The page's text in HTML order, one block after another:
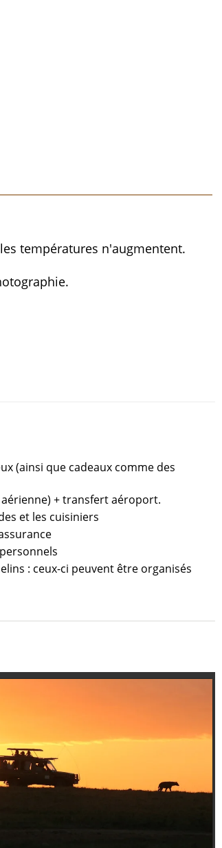
températures n'augmentent.
(ainsi que cadeaux comme des
+ transfert aéroport.
et les cuisiniers
: ceux-ci peuvent être organisés